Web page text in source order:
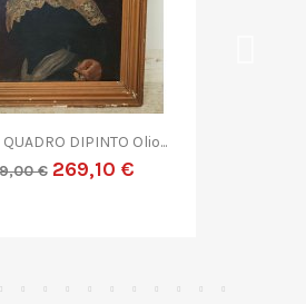
QUADRO DIPINTO ASTRATTO G....
299,00 € 269,10 €